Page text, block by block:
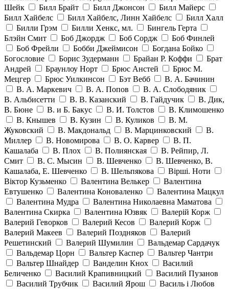
Шейк
Билл Брайт Билл Джонсон
Билл Майерс
Билл Хайбелс
Билл Хайбелс, Линн Хайбелс
Билл Халл
Билли Грэм
Билли Хенкс, мл.
Бингель Герта
Блэйн Смит
Боб Джордж Боб Сордж
Боб Финлей
Боб Фрейли
Бобби Джеймисон
Богдана Бойко
Богословие
Борис Зудерманн Брайан Р. Коффи
Брат
Андрей
Браунлоу Норт Брюс Анстей
Брюс М.
Мецгер
Брюс Уилкинсон Бэт Вебб
В. А. Бачинин
В. А. Маркевич
В. А. Попов
В. А. Слободяник
В. Альбисетти
В. В. Казанский В. Гайдучик
В. Дик,
В. Бюне
В. и Б. Бакус В. И. Толстов
В. Климошенко
В. Кнышев
В. Кузин В. Куликов
В. М.
Жуковский
В. Макдональд В. Марцинковский
В.
Миллер
В. Новомирова В. О. Карвер
В. П.
Кашалаба
В. Плох В. Полиянская
В. Рейпир, Л.
Смит
В. С. Мысин В. Шевченко
В. Шевченко, В.
Кашалаба, Е. Шевченко
В. Шельпякова
Вiршi. Ноти
Віктор Кузьменко
Валентина Велькер
Валентина
Евтушенко
Валентина Коноваленко
Валентина Мацкул
Валентина Мудра
Валентина Николаевна Маматова
Валентина Скирка
Валентина Юзвяк
Валерій Корж
Валерий Геворков
Валерий Кесов
Валерий Корж
Валерий Макеев
Валерий Поздняков
Валерий
Решетинский
Валерий Шумилин
Вальдемар Сардачук
Вальдемар Цорн
Вальтер Каспер
Вальтер Чантри
Вальтер Шнайдер
Ванделин Кнох
Василий
Беличенко
Василий Крапивницкий
Василий Пузанов
Василий Трубчик
Василий Ярош
Василь і Любов